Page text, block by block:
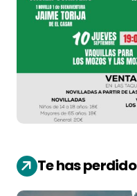
Te has perdido